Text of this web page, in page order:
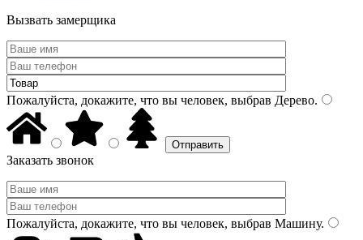
Вызвать замерщика
Пожалуйста, докажите, что вы человек, выбрав Дерево.
Заказать звонок
Пожалуйста, докажите, что вы человек, выбрав Машину.